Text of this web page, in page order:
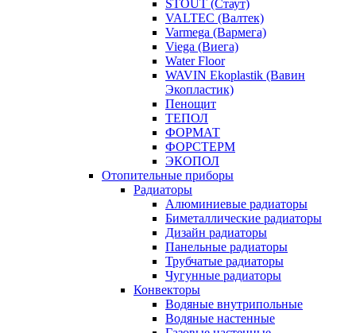
STOUT (Стаут)
VALTEC (Валтек)
Varmega (Вармега)
Viega (Виега)
Water Floor
WAVIN Ekoplastik (Вавин
Экопластик)
Пенощит
ТЕПОЛ
ФОРМАТ
ФОРСТЕРМ
ЭКОПОЛ
Отопительные приборы
Радиаторы
Алюминиевые радиаторы
Биметаллические радиаторы
Дизайн радиаторы
Панельные радиаторы
Трубчатые радиаторы
Чугунные радиаторы
Конвекторы
Водяные внутрипольные
Водяные настенные